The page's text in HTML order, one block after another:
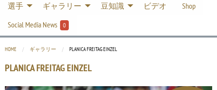
選手
ギャラリー 豆知識 ビデオ
Shop
Social Media News
0
HOME ギャラリー CURRENT:
PLANICA FREITAG EINZEL
PLANICA FREITAG EINZEL